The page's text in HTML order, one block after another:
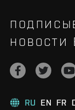
НОВОСТИ
RU EN FR